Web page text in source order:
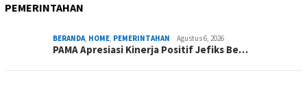
PEMERINTAHAN
BERANDA, HOME, PEMERINTAHAN Agustus 6, 2026
PAMA Apresiasi Kinerja Positif Jefiks Be…